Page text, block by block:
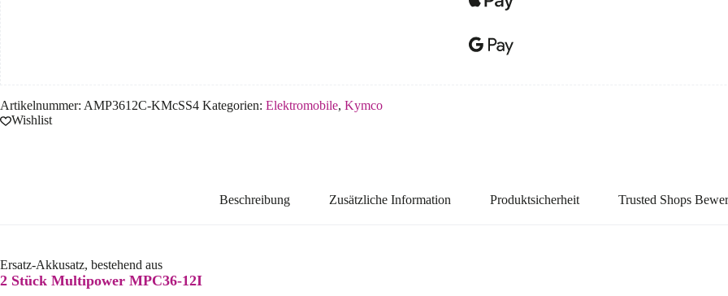
Artikelnummer: AMP3612C-KMcSS4 Kategorien: Elektromobile, Kymco
Wishlist
Beschreibung Zusätzliche Information Produktsicherheit Trusted Shops
Ersatz-Akkusatz, bestehend aus
2 Stück Multipower MPC36-12I